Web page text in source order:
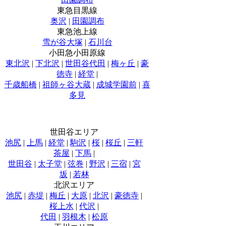
東急目黒線
奥沢 | 田園調布
東急池上線
雪が谷大塚 | 石川台
小田急小田原線
東北沢 | 下北沢 | 世田谷代田 | 梅ヶ丘 | 豪
徳寺 | 経堂 |
千歳船橋 | 祖師ヶ谷大蔵| 成城学園前| 喜
多見
世田谷エリア
池尻 | 上馬 | 経堂 | 駒沢 | 桜 | 桜丘 | 三軒
茶屋 | 下馬 |
世田谷 | 太子堂 | 弦巻 | 野沢 | 三宿 | 宮
坂 | 若林
北沢エリア
池尻 | 赤堤 | 梅丘 | 大原 | 北沢 | 豪徳寺 |
桜上水 | 代沢 |
代田 | 羽根木 | 松原